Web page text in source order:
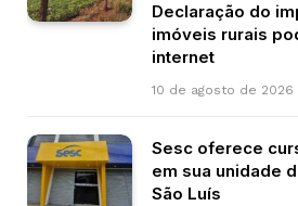
Declaração do
imóveis rurais
internet
10 de agosto de 2026
Sesc oferece
em sua unidade
São Luís